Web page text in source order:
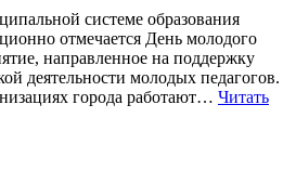
системе образования
отмечается День молодого
направленное на поддержку
деятельности молодых педагогов.
города работают… Читать